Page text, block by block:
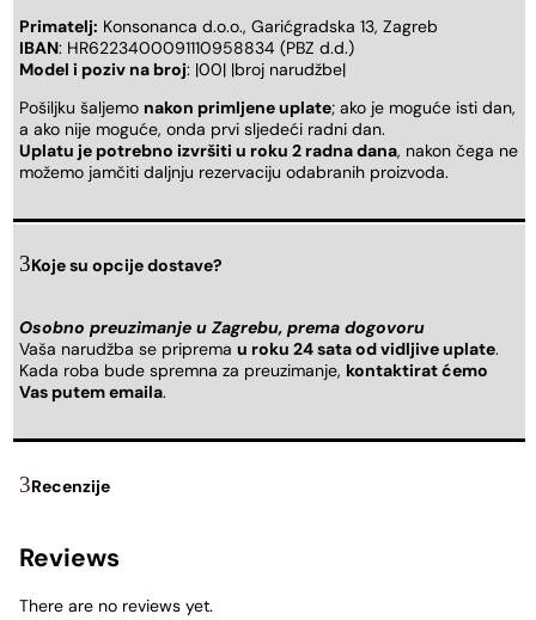
Primatelj: Konsonanca d.o.o., Garićgradska 13, Zagreb
IBAN: HR6223400091110958834 (PBZ d.d.)
Model i poziv na broj: |00| |broj narudžbe|
Pošiljku šaljemo nakon primljene uplate; ako je moguće isti dan,
a ako nije moguće, onda prvi sljedeći radni dan.
Uplatu je potrebno izvršiti u roku 2 radna dana, nakon čega ne
možemo jamčiti daljnju rezervaciju odabranih proizvoda.
Koje su opcije dostave?
Osobno preuzimanje u Zagrebu, prema dogovoru
Vaša narudžba se priprema u roku 24 sata od vidljive uplate.
Kada roba bude spremna za preuzimanje, kontaktirat ćemo
Vas putem emaila.
Recenzije
Reviews
There are no reviews yet.